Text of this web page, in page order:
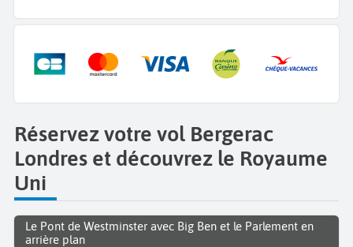
Réservez votre vol Bergerac
Londres et découvrez le Royaume
Uni
Le Pont de Westminster avec Big Ben et le Parlement en
arrière plan